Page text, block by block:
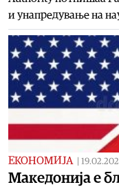
и унапредување на
ЕКОНОМИЈА
Македонија е